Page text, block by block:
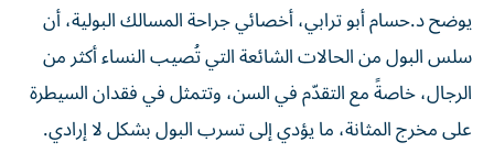
يوضح د.حسام أبو ترابي، أخصائي جراحة المسالك البولية، أن
سلس البول من الحالات الشائعة التي تُصيب النساء أكثر من
الرجال، خاصةً مع التقدّم في السن، وتتمثل في فقدان السيطرة
على مخرج المثانة، ما يؤدي إلى تسرب البول بشكل لا إرادي.